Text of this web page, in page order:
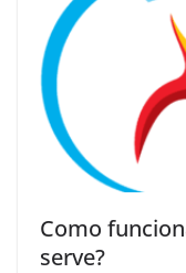
Como
serve?